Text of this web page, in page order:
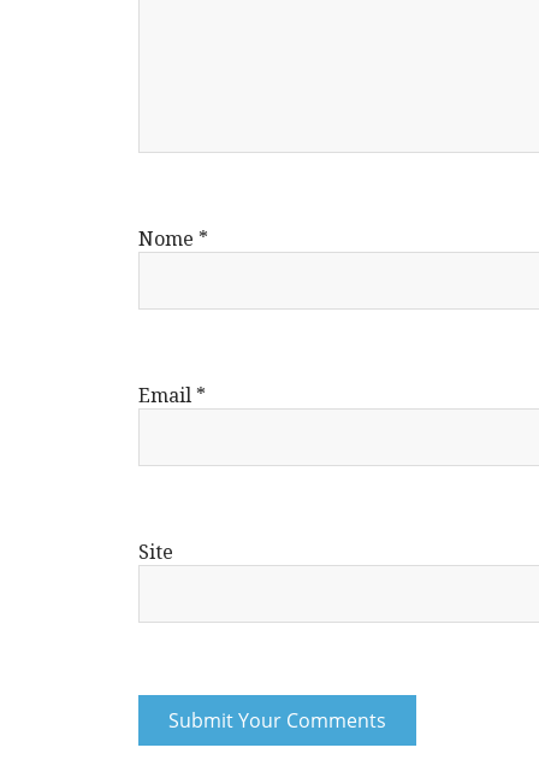
Nome *
Email *
Site